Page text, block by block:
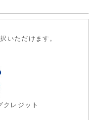
いただけます。
クレジット